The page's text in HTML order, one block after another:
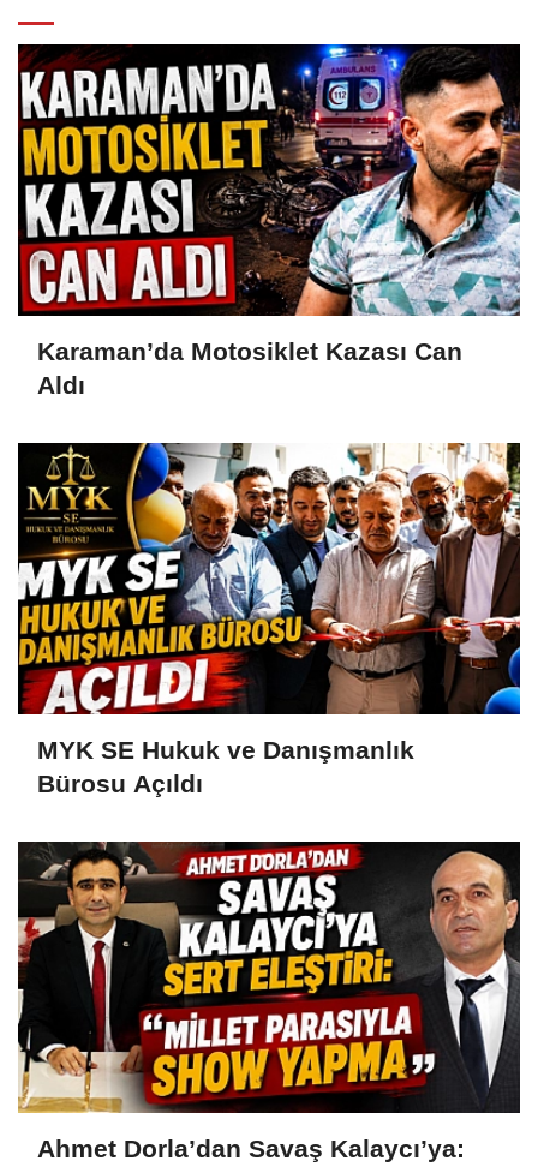
Karaman’da Motosiklet Kazası Can
Aldı
MYK SE Hukuk ve Danışmanlık
Bürosu Açıldı
Ahmet Dorla’dan Savaş Kalaycı’ya: